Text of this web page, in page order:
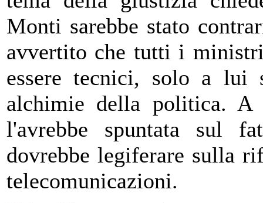
Monti sarebbe stato
avvertito che tutti i
essere tecnici, solo a lui
alchimie della politica. A
l'avrebbe spuntata sul
dovrebbe legiferare sulla
telecomunicazioni.